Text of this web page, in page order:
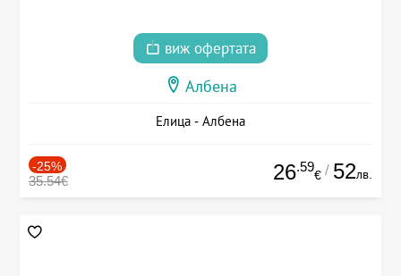
виж офертата
Албена
Елица - Албена
-25%
35.54€ 26.59
€ / 52лв.